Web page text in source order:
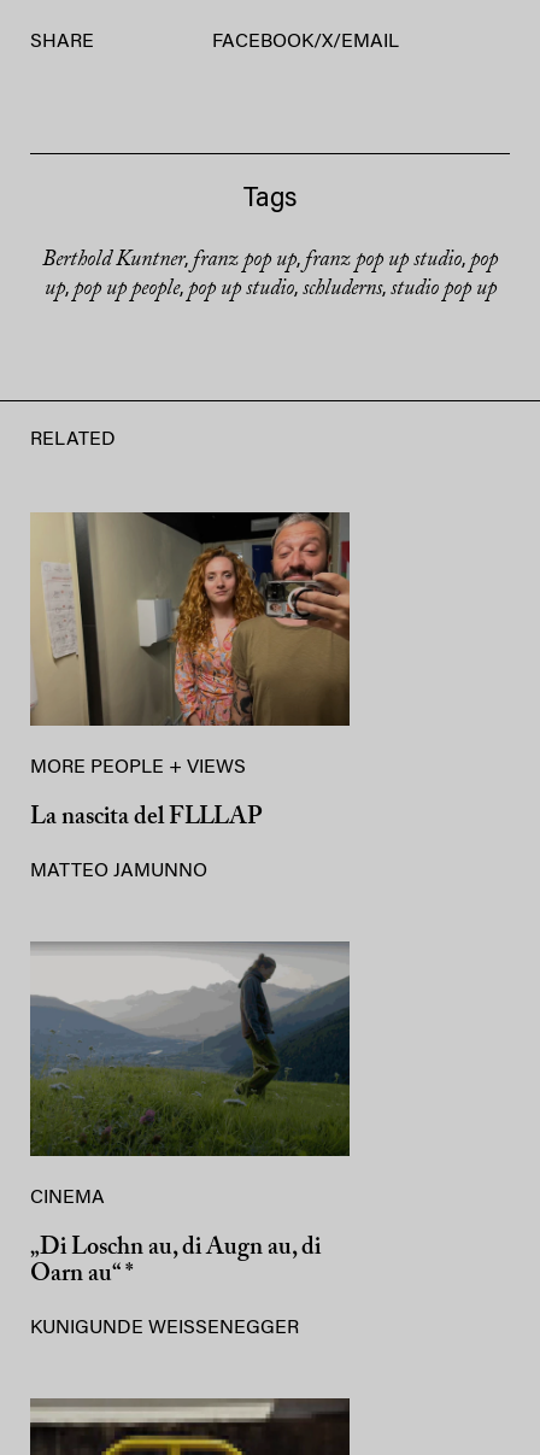
SHARE FACEBOOK/X/ EMAIL
Tags
Berthold Kuntner, franz pop up, franz pop up studio, pop
up, pop up people, pop up studio, schluderns, studio pop up
RELATED
MORE PEOPLE + VIEWS
La nascita del FLLLAP
MATTEO JAMUNNO
CINEMA
„Di Loschn au, di Augn au, di
Oarn au“ *
KUNIGUNDE WEISSENEGGER